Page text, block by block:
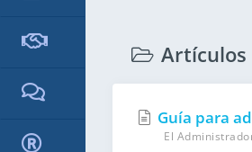
Artículos
Guía para
El